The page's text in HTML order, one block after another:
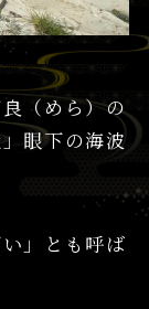
（めら）の
眼下の海波
」とも呼ば